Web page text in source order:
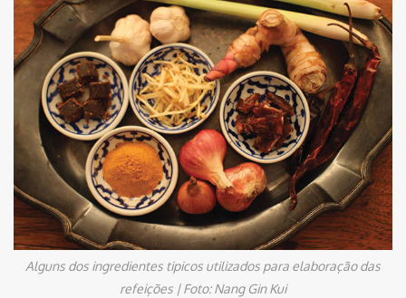
Alguns dos ingredientes tipicos utilizados para elaboração das
refeições | Foto: Nang Gin Kui